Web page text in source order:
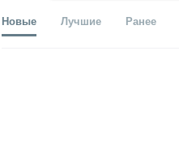
Новые Лучшие Ранее